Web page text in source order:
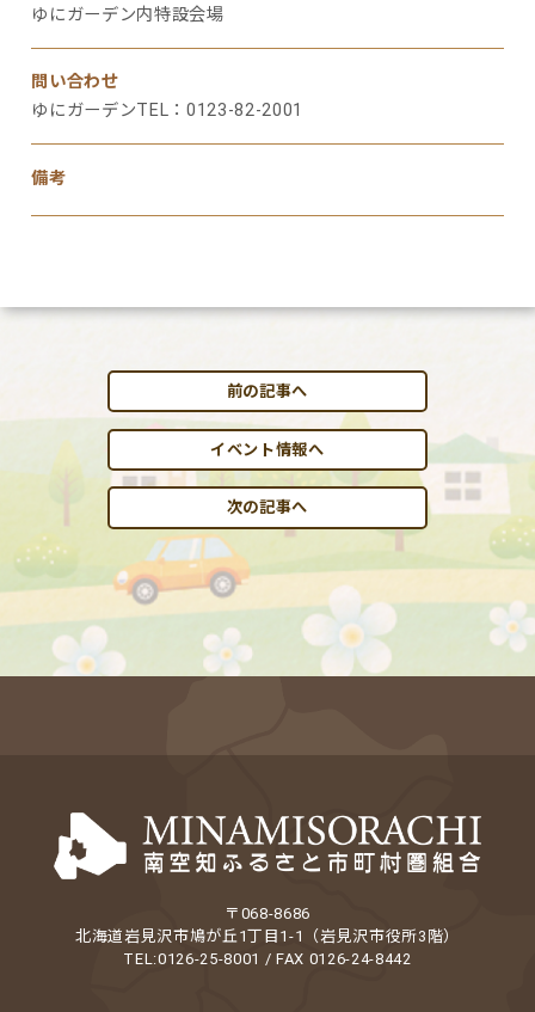
ゆにガーデン内特設会場
問い合わせ
ゆにガーデンTEL：0123-82-2001
備考
前の記事へ
イベント情報へ
次の記事へ
〒068-8686
北海道岩見沢市鳩が丘1丁目1-1（岩見沢市役所3階）
TEL:0126-25-8001 / FAX 0126-24-8442